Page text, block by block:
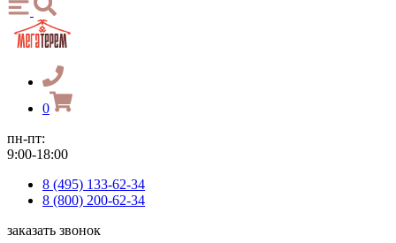
0
пн-пт:
9:00-18:00
8 (495) 133-62-34
8 (800) 200-62-34
заказать звонок